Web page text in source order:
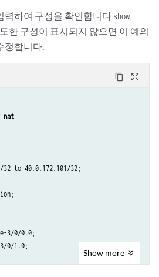
력하여 구성을 확인합니다 show
도한 구성이 표시되지 않으면 이 예의
정합니다.
content_copy zoom_out_map
nat
to 40.0.172.101/32;
3/0/0.0;
0/1.0;
Show more